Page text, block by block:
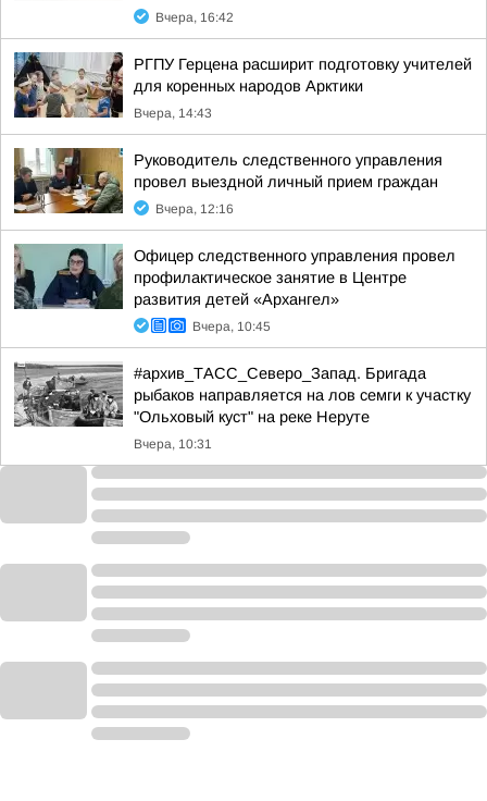
Вчера, 16:42
РГПУ Герцена расширит подготовку учителей
для коренных народов Арктики
Вчера, 14:43
Руководитель следственного управления
провел выездной личный прием граждан
Вчера, 12:16
Офицер следственного управления провел
профилактическое занятие в Центре
развития детей «Архангел»
Вчера, 10:45
#архив_ТАСС_Северо_Запад. Бригада
рыбаков направляется на лов семги к участку
"Ольховый куст" на реке Неруте
Вчера, 10:31